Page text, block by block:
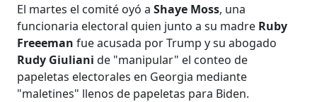
El martes el comité oyó aShaye Moss, una
funcionaria electoral quien junto a su madre Ruby
Freeeman fue acusada por Trump y su abogado
Rudy Giulianide "manipular" el conteo de
papeletas electorales en Georgia mediante
"maletines" llenos de papeletas para Biden.